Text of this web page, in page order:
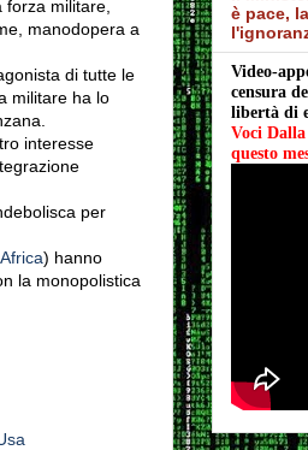
militare,
manodopera a
di tutte le
militare ha lo
interesse
per
) hanno
la monopolistica
è pace,
Video-
censura
libertà di
Voci
questo